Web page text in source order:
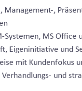
Management-,
Systemen, MS Office
Eigeninitiative und
mit Kundenfokus
und